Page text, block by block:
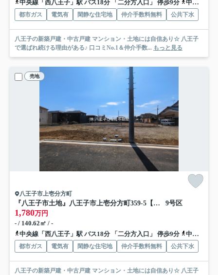
中央線「西八王子」駅 バス18分 「二分方入口」 停歩9分 中央線「八王子」駅 バス24分 「二分方入口」 停歩9分
都市ガス 電気有 閑静な住宅地 仲介手数料無料 公共下水
八王子の新築戸建・中古戸建 マンション・土地には自信あり☆ 八王子
で選ばれ続ける理由がある♪ 口コミNo.1＆仲介手数... もっと見る
売地
八王子市上壱分方町
『八王子市土地』八王子市上壱分方町359-5【仲介手数料無料】 9号区
1,780万円
- / 140.62㎡ / -
中央線「西八王子」駅 バス18分 「二分方入口」 停歩9分
中央線「八王子」駅 バス24分 「二分方入口」 停歩9分
都市ガス 電気有 閑静な住宅地 仲介手数料無料 公共下水
八王子の新築戸建・中古戸建 マンション・土地には自信あり☆ 八王子